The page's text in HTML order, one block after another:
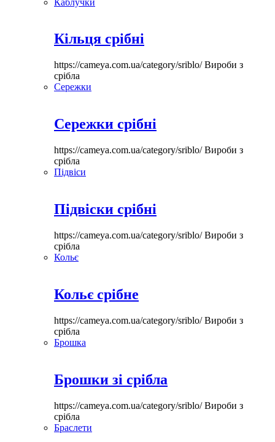
Кільця срібні
https://cameya.com.ua/category/sriblo/Вироби з
срібла
Сережки
Сережки срібні
https://cameya.com.ua/category/sriblo/Вироби з
срібла
Підвіси
Підвіски срібні
https://cameya.com.ua/category/sriblo/Вироби з
срібла
Кольє
Кольє срібне
https://cameya.com.ua/category/sriblo/Вироби з
срібла
Брошка
Брошки зі срібла
https://cameya.com.ua/category/sriblo/Вироби з
срібла
Браслети